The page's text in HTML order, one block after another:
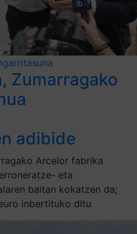
Zumarragako
adibide
Arcelor fabrika
eta
baitan kokatzen da;
inbertituko ditu